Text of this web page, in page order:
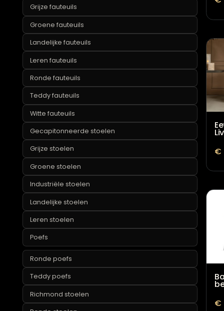
Cognac fauteuils
Draaifauteuils
Fauteuils met armleuning
Grijze fauteuils
Groene fauteuils
Landelijke fauteuils
Leren fauteuils
Ronde fauteuils
Teddy fauteuils
Witte fauteuils
Gecapitonneerde stoelen
Grijze stoelen
Groene stoelen
Industriële stoelen
Landelijke stoelen
Leren stoelen